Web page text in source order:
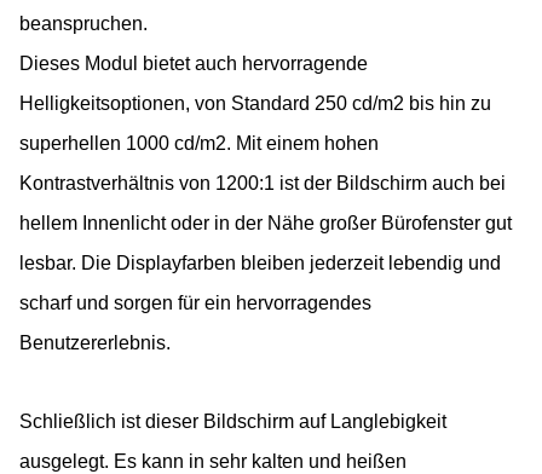
beanspruchen.
Dieses Modul bietet auch hervorragende
Helligkeitsoptionen, von Standard 250 cd/m2 bis hin zu
superhellen 1000 cd/m2. Mit einem hohen
Kontrastverhältnis von 1200:1 ist der Bildschirm auch bei
hellem Innenlicht oder in der Nähe großer Bürofenster gut
lesbar. Die Displayfarben bleiben jederzeit lebendig und
scharf und sorgen für ein hervorragendes
Benutzererlebnis.
Schließlich ist dieser Bildschirm auf Langlebigkeit
ausgelegt. Es kann in sehr kalten und heißen